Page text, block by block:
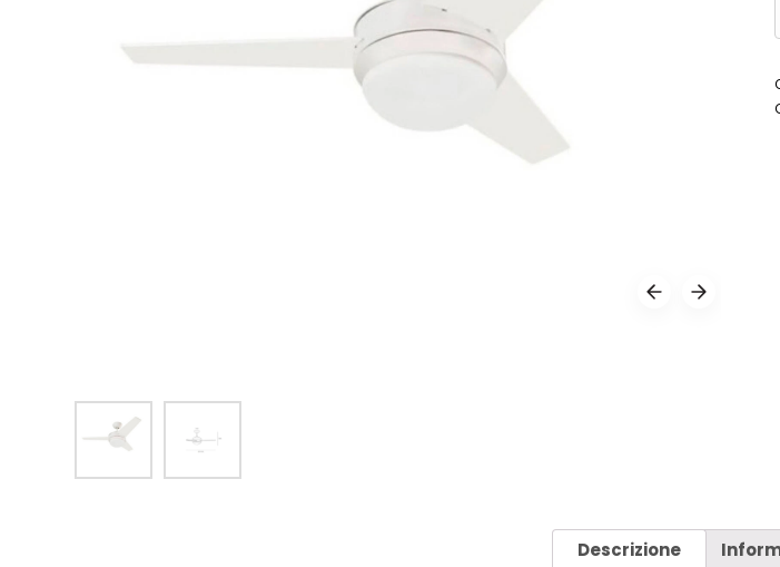
Descrizione